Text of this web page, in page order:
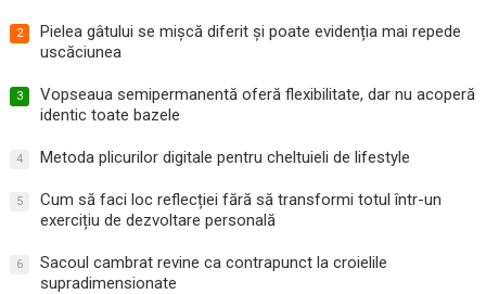
2
Pielea gâtului se mișcă diferit și poate evidenția mai repede
uscăciunea
3
Vopseaua semipermanentă oferă flexibilitate, dar nu acoperă
identic toate bazele
4 Metoda plicurilor digitale pentru cheltuieli de lifestyle
5
Cum să faci loc reflecției fără să transformi totul într-un
exercițiu de dezvoltare personală
6
Sacoul cambrat revine ca contrapunct la croielile
supradimensionate